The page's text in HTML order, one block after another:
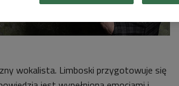
wokalista. Limboski przygotowuje się